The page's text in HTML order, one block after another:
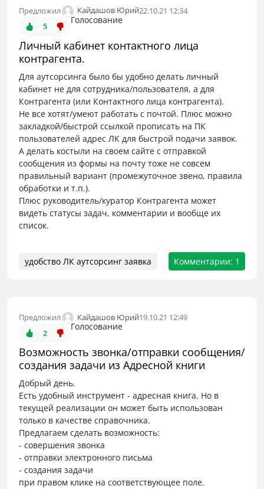
Предложил Кайдашов Юрий22.10.21 12:34
5
Голосование
Личный кабинет контактного лица
контрагента.
Для аутсорсинга было бы удобно делать личный
кабинет не для сотрудника/пользователя, а для
Контрагента (или Контактного лица контрагента).
Не все хотят/умеют работать с почтой. Плюс можно
закладкой/быстрой ссылкой прописать на ПК
пользователей адрес ЛК для быстрой подачи заявок.
А делать костыли на своем сайте с отправкой
сообщения из формы на почту тоже не совсем
правильный вариант (промежуточное звено, правила
обработки и т.п.).
Плюс руководитель/куратор Контрагента может
видеть статусы задач, комментарии и вообще их
список.
удобство ЛК аутсорсинг заявка Комментарии: 1
Предложил Кайдашов Юрий19.10.21 12:49
2
Голосование
Возможность звонка/отправки сообщения/
создания задачи из Адресной книги
Добрый день.
Есть удобный инструмент - адресная книга. Но в
текущей реализации он может быть использован
только в качестве справочника.
Предлагаем сделать возможность:
- совершения звонка
- отправки электронного письма
- создания задачи
при правом клике на соответствующее поле.